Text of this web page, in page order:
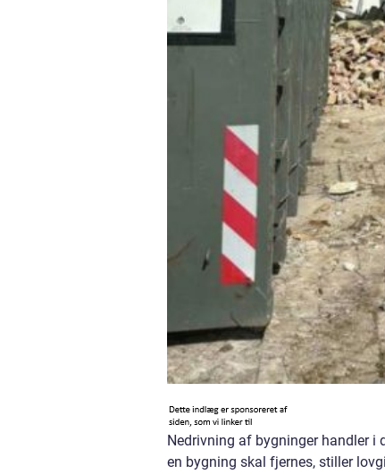
Nedrivning af bygninger handler
en bygning skal fjernes, stiller